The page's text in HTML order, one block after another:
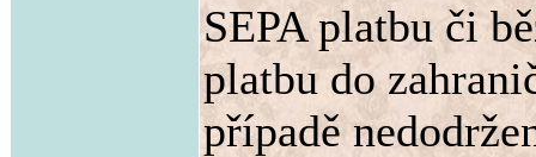
SEPA platbu či
platbu do
případě